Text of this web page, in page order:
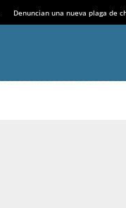
Denuncian una nueva plaga de